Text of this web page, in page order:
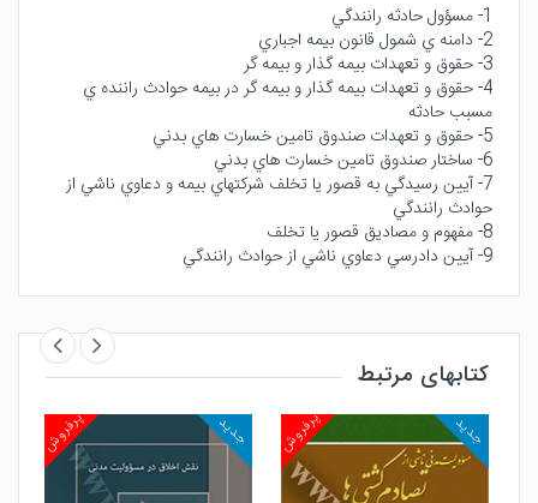
1- مسؤول حادثه رانندگي
2- دامنه ي شمول قانون بيمه اجباري
3- حقوق و تعهدات بيمه گذار و بيمه گر
4- حقوق و تعهدات بيمه گذار و بيمه گر در بيمه حوادث راننده ي
مسبب حادثه
5- حقوق و تعهدات صندوق تامين خسارت هاي بدني
6- ساختار صندوق تامين خسارت هاي بدني
7- آيين رسيدگي به قصور يا تخلف شركتهاي بيمه و دعاوي ناشي از
حوادث رانندگي
8- مفهوم و مصاديق قصور يا تخلف
9- آيين دادرسي دعاوي ناشي از حوادث رانندگي
کتابهای مرتبط
پرفروش جدید پرفروش جدید